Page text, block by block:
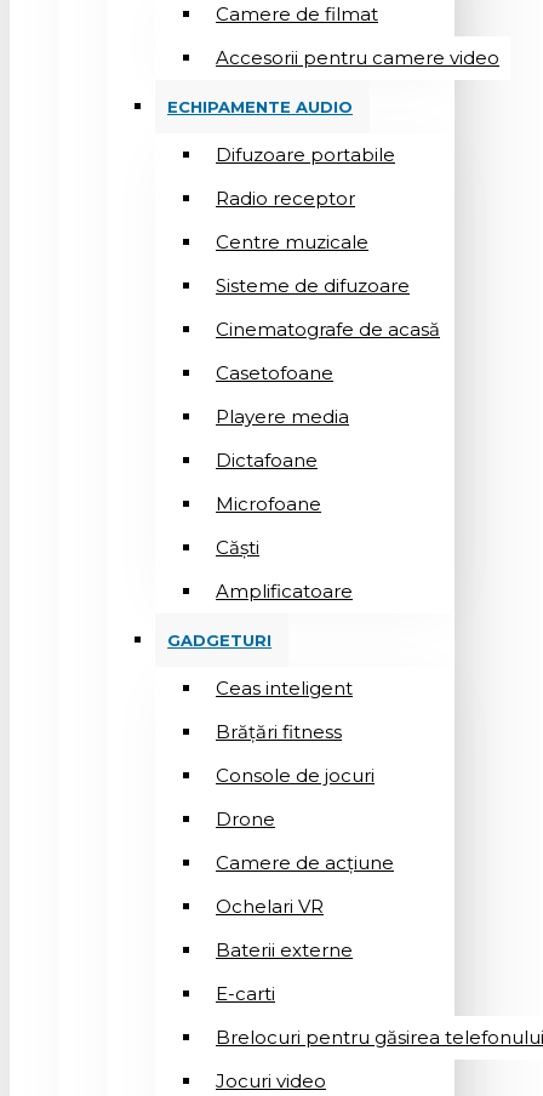
Camere de filmat
Accesorii pentru camere video
ECHIPAMENTE AUDIO
Difuzoare portabile
Radio receptor
Centre muzicale
Sisteme de difuzoare
Cinematografe de acasă
Casetofoane
Playere media
Dictafoane
Microfoane
Căşti
Amplificatoare
GADGETURI
Ceas inteligent
Brățări fitness
Console de jocuri
Drone
Camere de acțiune
Ochelari VR
Baterii externe
E-carti
Brelocuri pentru găsirea telefonului
Jocuri video